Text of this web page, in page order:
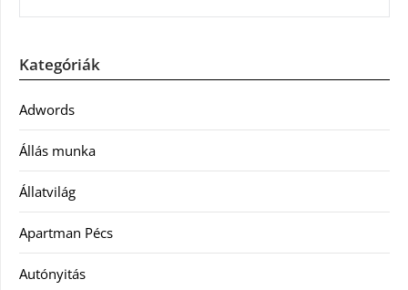
Kategóriák
Adwords
Állás munka
Állatvilág
Apartman Pécs
Autónyitás